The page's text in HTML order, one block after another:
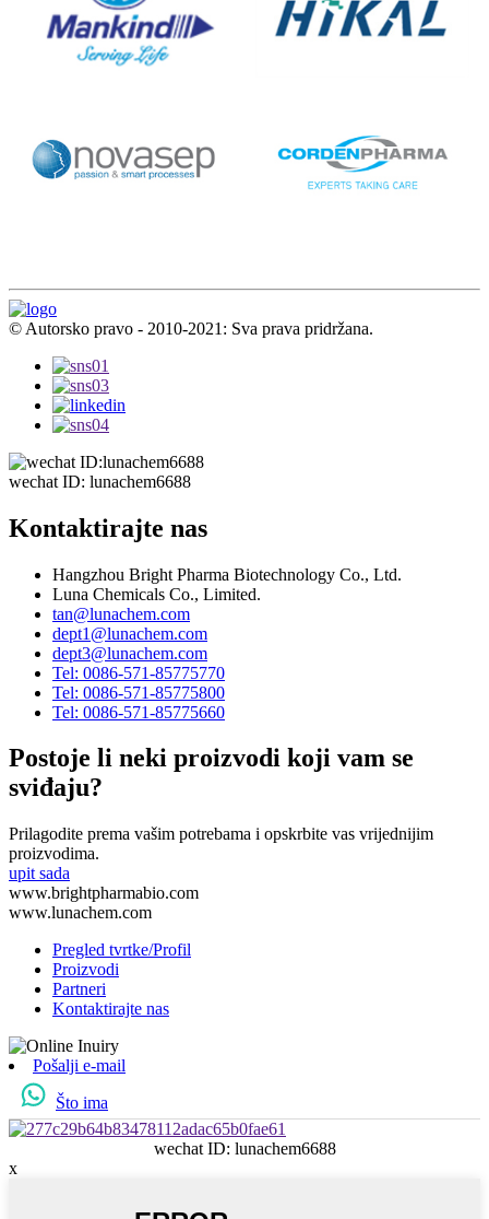
© Autorsko pravo - 2010-2021: Sva prava pridržana.
wechat ID: lunachem6688
Kontaktirajte nas
Hangzhou Bright Pharma Biotechnology Co., Ltd.
Luna Chemicals Co., Limited.
tan@lunachem.com
dept1@lunachem.com
dept3@lunachem.com
Tel: 0086-571-85775770
Tel: 0086-571-85775800
Tel: 0086-571-85775660
Postoje li neki proizvodi koji vam se
sviđaju?
Prilagodite prema vašim potrebama i opskrbite vas vrijednijim
proizvodima.
upit sada
www.brightpharmabio.com
www.lunachem.com
Pregled tvrtke/Profil
Proizvodi
Partneri
Kontaktirajte nas
Pošalji e-mail
Što ima
wechat ID: lunachem6688
x